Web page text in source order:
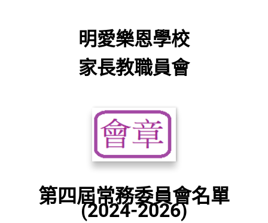
明愛樂恩學校
家長教職員會
第四屆常務委員會名單
(2024-2026)